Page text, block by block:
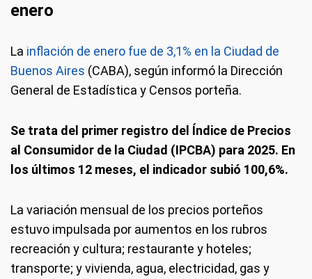
enero
La inflación de enero fue de 3,1% en la Ciudad de
Buenos Aires (CABA), según informó la Dirección
General de Estadística y Censos porteña.
Se trata del primer registro del Índice de Precios
al Consumidor de la Ciudad (IPCBA) para 2025. En
los últimos 12 meses, el indicador subió 100,6%.
La variación mensual de los precios porteños
estuvo impulsada por aumentos en los rubros
recreación y cultura; restaurante y hoteles;
transporte; y vivienda, agua, electricidad, gas y